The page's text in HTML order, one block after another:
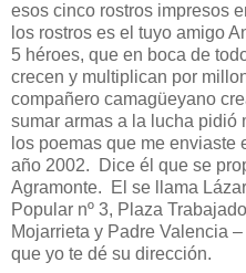
esos cinco rostros impresos
los rostros es el tuyo amigo
5 héroes, que en boca de
crecen y multiplican por
compañero camagüeyano
sumar armas a la lucha pidió
los poemas que me enviaste
año 2002. Dice él que se
Agramonte. El se llama
Popular nº 3, Plaza
Mojarrieta y Padre Valencia
que yo te dé su dirección.